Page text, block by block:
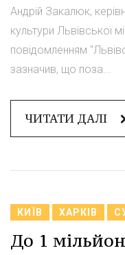
Андрій Закалюк,
культури Львівської
повідомленням
зазначив, що поза...
ЧИТАТИ ДАЛІ
КИЇВ ХАРКІВ
До 1